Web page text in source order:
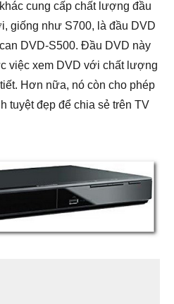
cung cấp chất lượng đầu
giống như S700, là đầu DVD
DVD-S500. Đầu DVD này
việc xem DVD với chất lượng
Hơn nữa, nó còn cho phép
tuyệt đẹp để chia sẻ trên TV